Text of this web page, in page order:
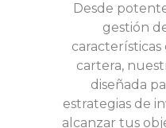
Desde
gestión
cartera,
diseñada
estrategias de
alcanzar tus